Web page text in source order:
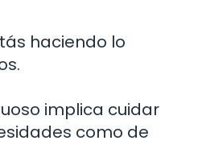
haciendo lo
implica cuidar
como de